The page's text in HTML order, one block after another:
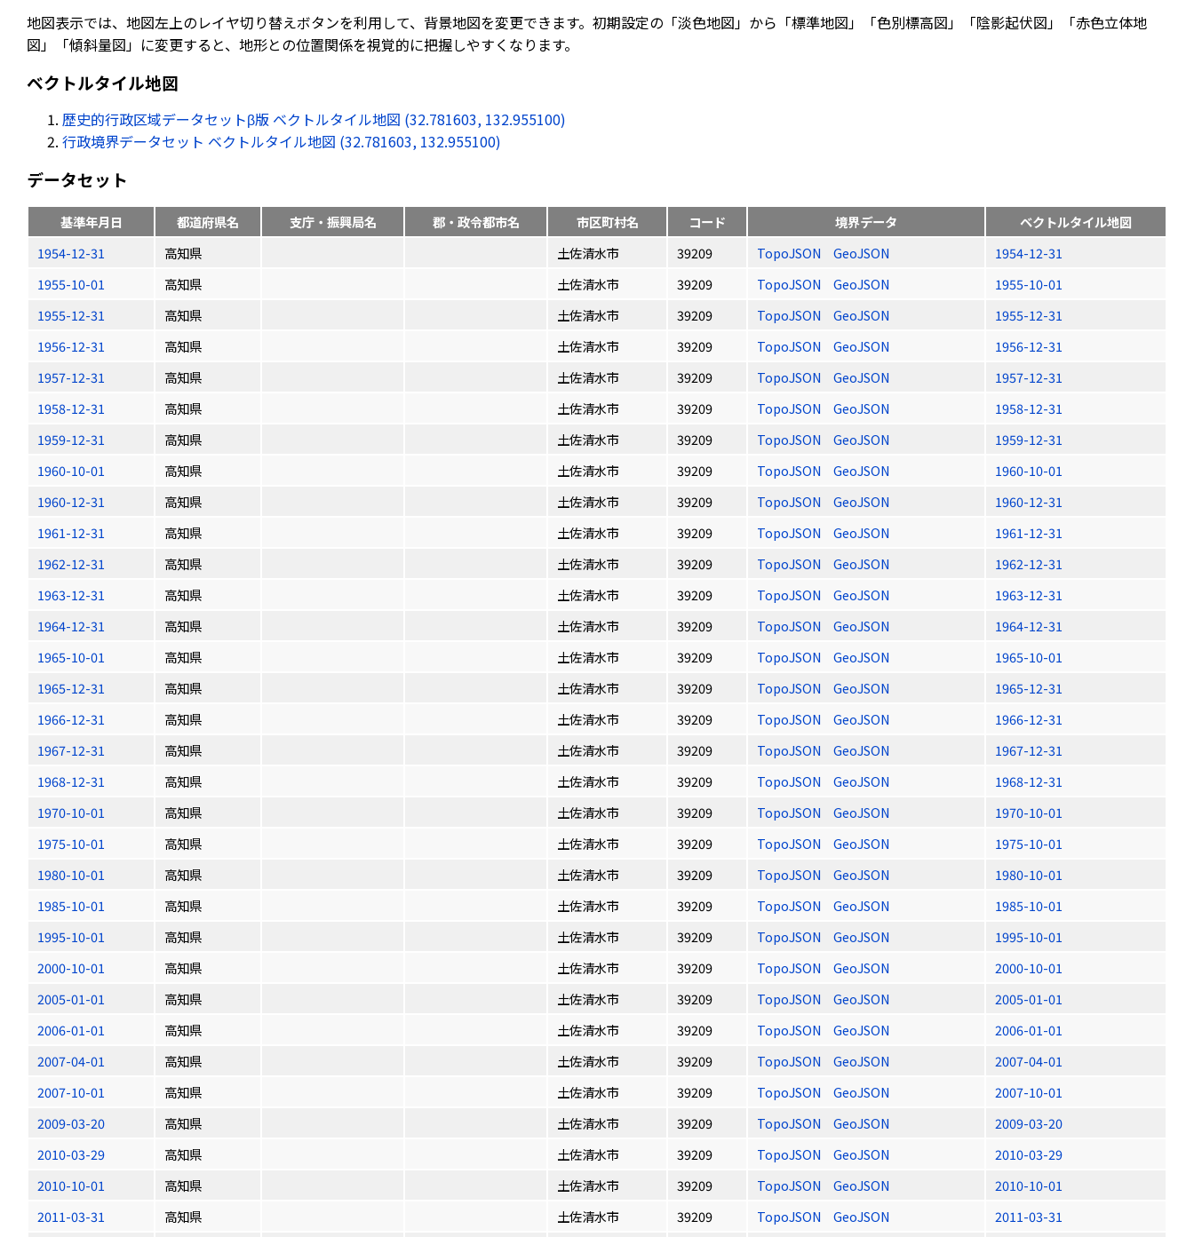
地図表示では、地図左上のレイヤ切り替えボタンを利用して、背景地図を変更できます。初期設定の「淡色地図」から「標準地図」「色別標高図」「陰影起伏図」「赤色立体地
図」「傾斜量図」に変更すると、地形との位置関係を視覚的に把握しやすくなります。
ベクトルタイル地図
歴史的行政区域データセットβ版 ベクトルタイル地図 (32.781603, 132.955100)
行政境界データセット ベクトルタイル地図 (32.781603, 132.955100)
データセット
基準年月日 都道府県名 支庁・振興局名 郡・政令都市名 市区町村名 コード 境界データ
ベクトルタイル地図
1954-12-31
高知県 土佐清水市 39209 TopoJSON GeoJSON
1954-12-31
1955-10-01
高知県 土佐清水市 39209 TopoJSON GeoJSON
1955-10-01
1955-12-31
高知県 土佐清水市 39209 TopoJSON GeoJSON
1955-12-31
1956-12-31
高知県 土佐清水市 39209 TopoJSON GeoJSON
1956-12-31
1957-12-31
高知県 土佐清水市 39209 TopoJSON GeoJSON
1957-12-31
1958-12-31
高知県 土佐清水市 39209 TopoJSON GeoJSON
1958-12-31
1959-12-31
高知県 土佐清水市 39209 TopoJSON GeoJSON
1959-12-31
1960-10-01
高知県 土佐清水市 39209 TopoJSON GeoJSON
1960-10-01
1960-12-31
高知県 土佐清水市 39209 TopoJSON GeoJSON
1960-12-31
1961-12-31
高知県 土佐清水市 39209 TopoJSON GeoJSON
1961-12-31
1962-12-31
高知県 土佐清水市 39209 TopoJSON GeoJSON
1962-12-31
1963-12-31
高知県 土佐清水市 39209 TopoJSON GeoJSON
1963-12-31
1964-12-31
高知県 土佐清水市 39209 TopoJSON GeoJSON
1964-12-31
1965-10-01
高知県 土佐清水市 39209 TopoJSON GeoJSON
1965-10-01
1965-12-31
高知県 土佐清水市 39209 TopoJSON GeoJSON
1965-12-31
1966-12-31
高知県 土佐清水市 39209 TopoJSON GeoJSON
1966-12-31
1967-12-31
高知県 土佐清水市 39209 TopoJSON GeoJSON
1967-12-31
1968-12-31
高知県 土佐清水市 39209 TopoJSON GeoJSON
1968-12-31
1970-10-01
高知県 土佐清水市 39209 TopoJSON GeoJSON
1970-10-01
1975-10-01
高知県 土佐清水市 39209 TopoJSON GeoJSON
1975-10-01
1980-10-01
高知県 土佐清水市 39209 TopoJSON GeoJSON
1980-10-01
1985-10-01
高知県 土佐清水市 39209 TopoJSON GeoJSON
1985-10-01
1995-10-01
高知県 土佐清水市 39209 TopoJSON GeoJSON
1995-10-01
2000-10-01
高知県 土佐清水市 39209 TopoJSON GeoJSON
2000-10-01
2005-01-01
高知県 土佐清水市 39209 TopoJSON GeoJSON
2005-01-01
2006-01-01
高知県 土佐清水市 39209 TopoJSON GeoJSON
2006-01-01
2007-04-01
高知県 土佐清水市 39209 TopoJSON GeoJSON
2007-04-01
2007-10-01
高知県 土佐清水市 39209 TopoJSON GeoJSON
2007-10-01
2009-03-20
高知県 土佐清水市 39209 TopoJSON GeoJSON
2009-03-20
2010-03-29
高知県 土佐清水市 39209 TopoJSON GeoJSON
2010-03-29
2010-10-01
高知県 土佐清水市 39209 TopoJSON GeoJSON
2010-10-01
2011-03-31
高知県 土佐清水市 39209 TopoJSON GeoJSON
2011-03-31